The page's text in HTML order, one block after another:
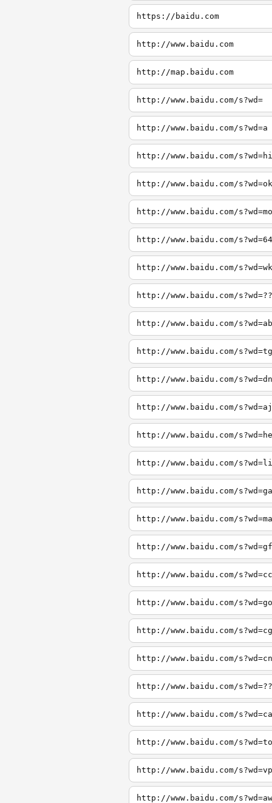
https://baidu.com
http://www.baidu.com
http://map.baidu.com
http://www.baidu.com/s?wd=
http://www.baidu.com/s?wd=a
http://www.baidu.com/s?wd=hi
http://www.baidu.com/s?wd=ok
http://www.baidu.com/s?wd=mo
http://www.baidu.com/s?wd=64
http://www.baidu.com/s?wd=wk
http://www.baidu.com/s?wd=??
http://www.baidu.com/s?wd=ab
http://www.baidu.com/s?wd=tg
http://www.baidu.com/s?wd=dn
http://www.baidu.com/s?wd=aj
http://www.baidu.com/
http://www.baidu.com/
http://www.baidu.com/
http://www.baidu.com/
http://www.baidu.com/
http://www.baidu.com/
http://www.baidu.com/
http://www.baidu.com/
http://www.baidu.com/
http://www.baidu.com/
http://www.baidu.com/
http://www.baidu.com/
http://www.baidu.com/
http://www.baidu.com/